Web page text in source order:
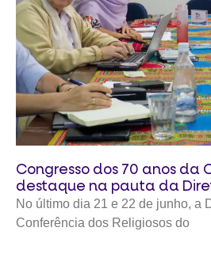
Congresso dos 70 anos da
destaque na pauta da
No último dia 21 e 22 de junho, a
Conferência dos Religiosos do